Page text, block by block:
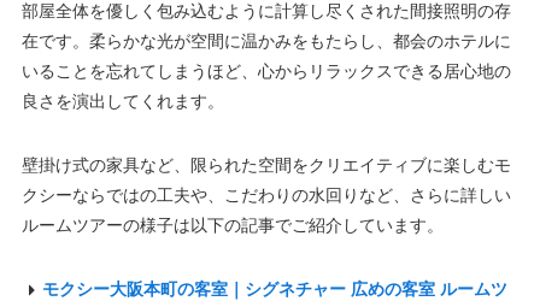
部屋全体を優しく包み込むように計算し尽くされた間接照明の存
在です。柔らかな光が空間に温かみをもたらし、都会のホテルに
いることを忘れてしまうほど、心からリラックスできる居心地の
良さを演出してくれます。
壁掛け式の家具など、限られた空間をクリエイティブに楽しむモ
クシーならではの工夫や、こだわりの水回りなど、さらに詳しい
ルームツアーの様子は以下の記事でご紹介しています。
モクシー大阪本町の客室｜シグネチャー 広めの客室 ルームツ